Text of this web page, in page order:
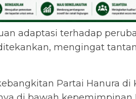
adaptasi terhadap
mengingat
Partai Hanura di